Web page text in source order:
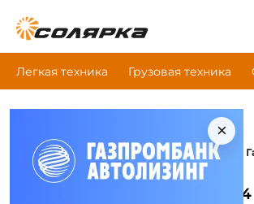
Легкая техника Грузовая техника
×
Главная
Автомобили-вездеходы, снегоболотоходы
Автомобили-вездеходы,
снегоболотоходы Газ 3344